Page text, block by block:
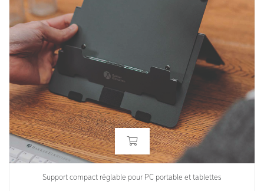
Support compact réglable pour PC portable et tablettes